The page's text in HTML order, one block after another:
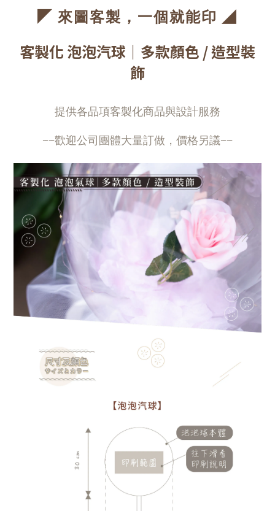
◤ 來圖客製，一個就能印 ◢
客製化 泡泡汽球 ｜多款顏色 / 造型裝
飾
提供各品項客製化商品與設計服務
~~歡迎公司團體大量訂做，價格另議~~